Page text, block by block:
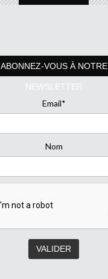
ABONNEZ-VOUS À NOTRE
NEWSLETTER
Email*
Nom